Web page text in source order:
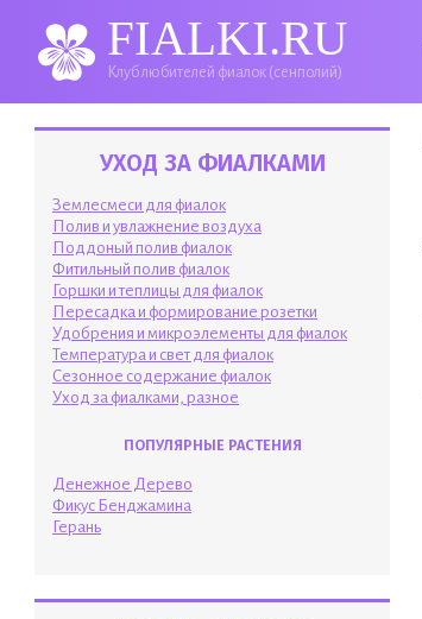
FIALKI.RU
Клуб любителей фиалок (сенполий)
УХОД ЗА ФИАЛКАМИ
Землесмеси для фиалок
Полив и увлажнение воздуха
Поддоный полив фиалок
Фитильный полив фиалок
Горшки и теплицы для фиалок
Пересадка и формирование розетки
Удобрения и микроэлементы для фиалок
Температура и свет для фиалок
Сезонное содержание фиалок
Уход за фиалками, разное
ПОПУЛЯРНЫЕ РАСТЕНИЯ
Денежное Дерево
Фикус Бенджамина
Герань